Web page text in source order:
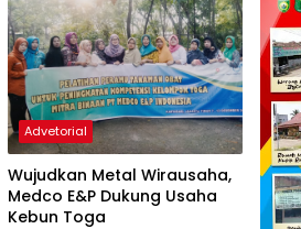
Advetorial
Wujudkan Metal Wirausaha,
Medco E&P Dukung Usaha
Kebun Toga